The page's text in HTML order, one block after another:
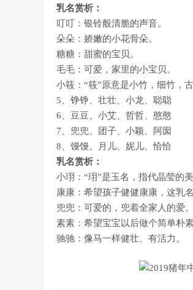
乳名赏析：
叮叮：银铃般清脆的声音。
朵朵：娇嫩的小花骨朵。
糖糖：甜蜜的宝贝。
毛毛：可爱，家里的小宝贝。
小筱：“筱”原意是小竹，细竹，
5、铮铮、壮壮、小龙、聪聪
6、豆豆、小艾、哲哲、憨憨
7、兜兜、团子、小颖、阿囡
8、馒馒、月儿、妮儿、恰恰
乳名赏析：
小珝：“珝”是玉名，指代晶莹的
康康：希望孩子健健康康，这乳
兜兜：可爱的，兜着全家人的爱。
素素：希望宝宝以后做个简单朴
驰驰：像马一样健壮、有活力。